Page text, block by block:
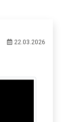
22.03.2026